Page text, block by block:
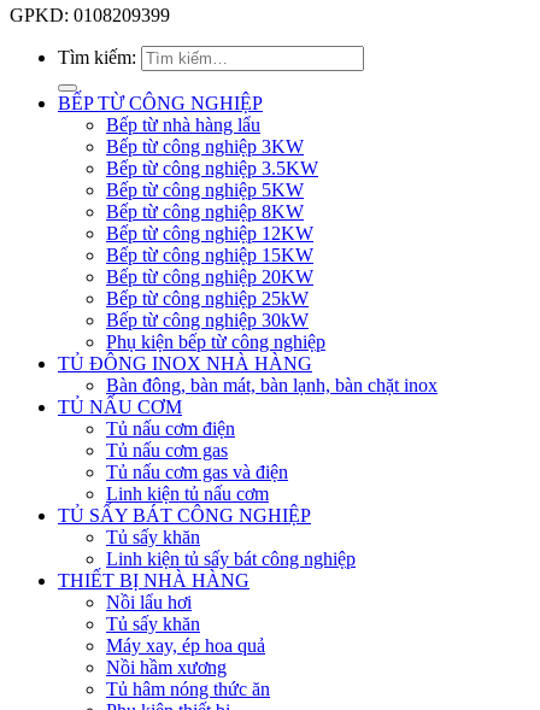
GPKD: 0108209399
Tìm kiếm:
BẾP TỪ CÔNG NGHIỆP
Bếp từ nhà hàng lẩu
Bếp từ công nghiệp 3KW
Bếp từ công nghiệp 3.5KW
Bếp từ công nghiệp 5KW
Bếp từ công nghiệp 8KW
Bếp từ công nghiệp 12KW
Bếp từ công nghiệp 15KW
Bếp từ công nghiệp 20KW
Bếp từ công nghiệp 25kW
Bếp từ công nghiệp 30kW
Phụ kiện bếp từ công nghiệp
TỦ ĐÔNG INOX NHÀ HÀNG
Bàn đông, bàn mát, bàn lạnh, bàn chặt inox
TỦ NẤU CƠM
Tủ nấu cơm điện
Tủ nấu cơm gas
Tủ nấu cơm gas và điện
Linh kiện tủ nấu cơm
TỦ SẤY BÁT CÔNG NGHIỆP
Tủ sấy khăn
Linh kiện tủ sấy bát công nghiệp
THIẾT BỊ NHÀ HÀNG
Nồi lẩu hơi
Tủ sấy khăn
Máy xay, ép hoa quả
Nồi hầm xương
Tủ hâm nóng thức ăn